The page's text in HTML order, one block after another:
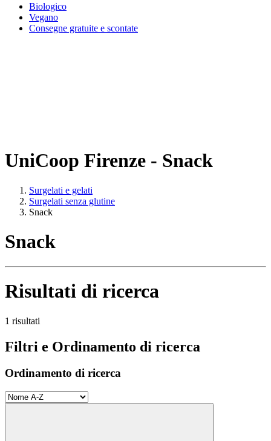
Biologico
Vegano
Consegne gratuite e scontate
UniCoop Firenze - Snack
Surgelati e gelati
Surgelati senza glutine
Snack
Snack
Risultati di ricerca
1 risultati
Filtri e Ordinamento di ricerca
Ordinamento di ricerca